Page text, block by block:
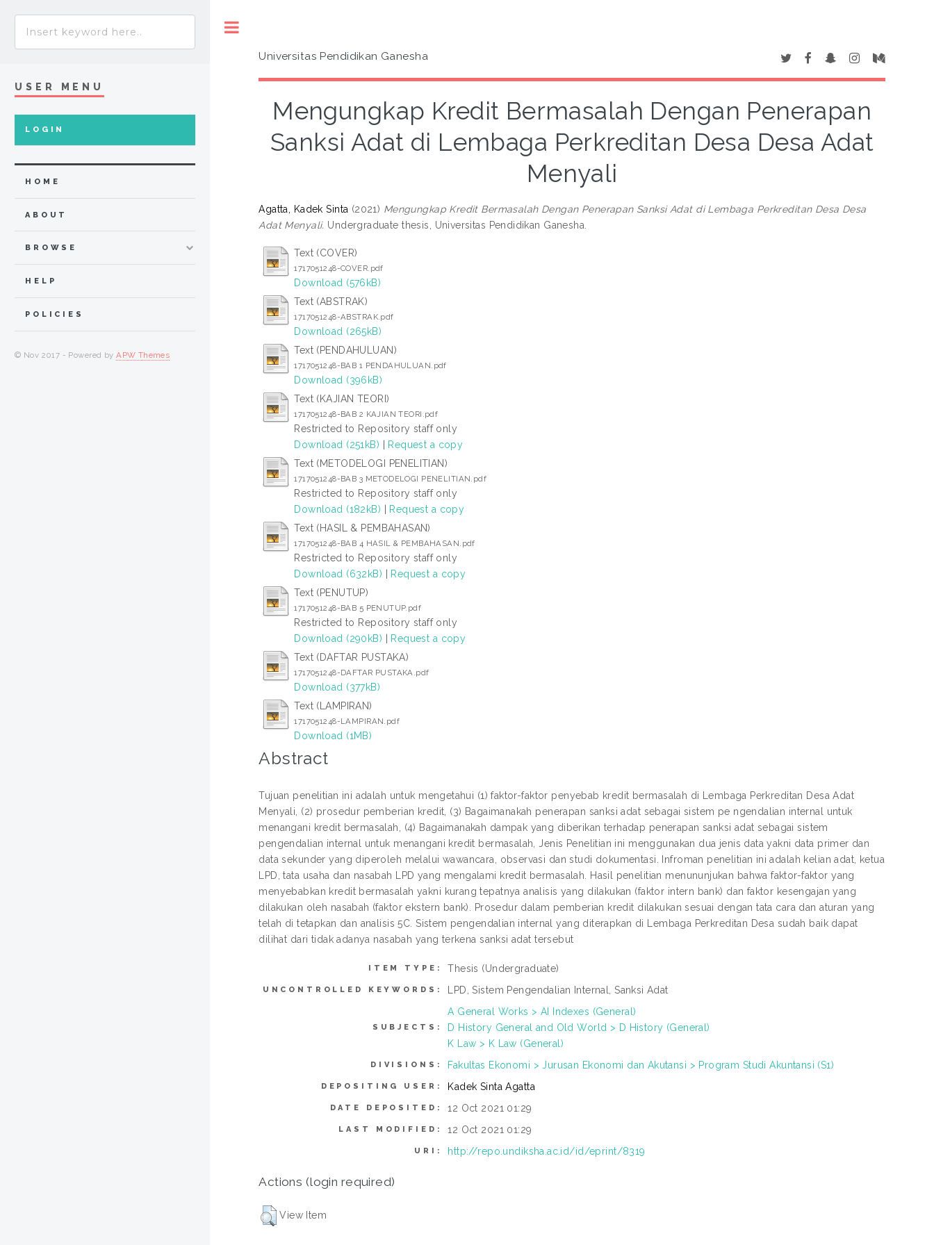
Universitas Pendidikan Ganesha
Mengungkap Kredit Bermasalah Dengan Penerapan
Sanksi Adat di Lembaga Perkreditan Desa Desa Adat
Menyali
Agatta, Kadek Sinta (2021) Mengungkap Kredit Bermasalah Dengan Penerapan Sanksi Adat di Lembaga Perkreditan Desa Desa
Adat Menyali. Undergraduate thesis, Universitas Pendidikan Ganesha.
Text (COVER)
1717051248-COVER.pdf
Download (576kB)
Text (ABSTRAK)
1717051248-ABSTRAK.pdf
Download (265kB)
Text (PENDAHULUAN)
1717051248-BAB 1 PENDAHULUAN.pdf
Download (396kB)
Text (KAJIAN TEORI)
1717051248-BAB 2 KAJIAN TEORI.pdf
Restricted to Repository staff only
Download (251kB) | Request a copy
Text (METODELOGI PENELITIAN)
1717051248-BAB 3 METODELOGI PENELITIAN.pdf
Restricted to Repository staff only
Download (182kB) | Request a copy
Text (HASIL & PEMBAHASAN)
1717051248-BAB 4 HASIL & PEMBAHASAN.pdf
Restricted to Repository staff only
Download (632kB) | Request a copy
Text (PENUTUP)
1717051248-BAB 5 PENUTUP.pdf
Restricted to Repository staff only
Download (290kB) | Request a copy
Text (DAFTAR PUSTAKA)
1717051248-DAFTAR PUSTAKA.pdf
Download (377kB)
Text (LAMPIRAN)
1717051248-LAMPIRAN.pdf
Download (1MB)
Abstract
Tujuan penelitian ini adalah untuk mengetahui (1) faktor-faktor penyebab kredit bermasalah di Lembaga Perkreditan Desa Adat
Menyali, (2) prosedur pemberian kredit, (3) Bagaimanakah penerapan sanksi adat sebagai sistem pe ngendalian internal untuk
menangani kredit bermasalah, (4) Bagaimanakah dampak yang diberikan terhadap penerapan sanksi adat sebagai sistem
pengendalian internal untuk menangani kredit bermasalah, Jenis Penelitian ini menggunakan dua jenis data yakni data primer dan
data sekunder yang diperoleh melalui wawancara, observasi dan studi dokumentasi. Infroman penelitian ini adalah kelian adat, ketua
LPD, tata usaha dan nasabah LPD yang mengalami kredit bermasalah. Hasil penelitian menununjukan bahwa faktor-faktor yang
menyebabkan kredit bermasalah yakni kurang tepatnya analisis yang dilakukan (faktor intern bank) dan faktor kesengajan yang
dilakukan oleh nasabah (faktor ekstern bank). Prosedur dalam pemberian kredit dilakukan sesuai dengan tata cara dan aturan yang
telah di tetapkan dan analisis 5C. Sistem pengendalian internal yang diterapkan di Lembaga Perkreditan Desa sudah baik dapat
dilihat dari tidak adanya nasabah yang terkena sanksi adat tersebut
ITEM TYPE: Thesis (Undergraduate)
UNCONTROLLED KEYWORDS: LPD, Sistem Pengendalian Internal, Sanksi Adat
SUBJECTS:
A General Works > AI Indexes (General)
D History General and Old World > D History (General)
K Law > K Law (General)
DIVISIONS: Fakultas Ekonomi > Jurusan Ekonomi dan Akutansi > Program Studi Akuntansi (S1)
DEPOSITING USER: Kadek Sinta Agatta
DATE DEPOSITED: 12 Oct 2021 01:29
LAST MODIFIED: 12 Oct 2021 01:29
URI: http://repo.undiksha.ac.id/id/eprint/8319
Actions (login required)
View Item
USER MENU
LOGIN
HOME
ABOUT
BROWSE
HELP
POLICIES
© Nov 2017 - Powered byAPW Themes